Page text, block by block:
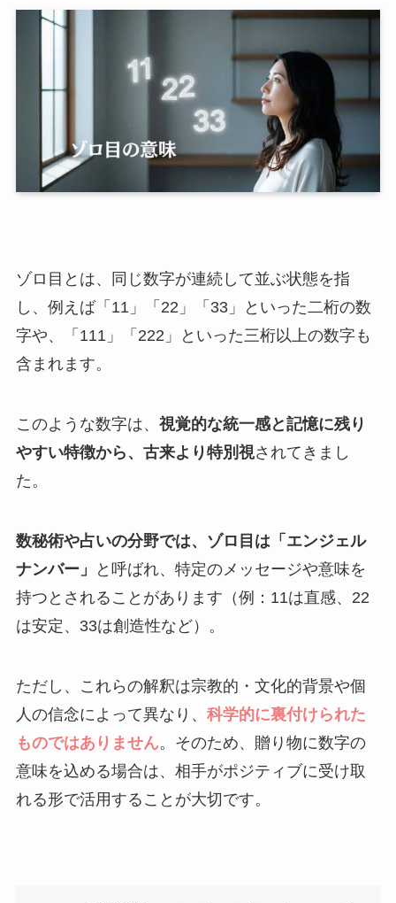
ゾロ目とは、同じ数字が連続して並ぶ状態を指
し、例えば「11」「22」「33」といった二桁の数
字や、「111」「222」といった三桁以上の数字も
含まれます。
このような数字は、 視覚的な統一感と記憶に残り
やすい特徴から、古来より特別視されてきまし
た。
数秘術や占いの分野では、ゾロ目は「エンジェル
ナンバー」
と呼ばれ、特定のメッセージや意味を
持つとされることがあります（例：11は直感、22
は安定、33は創造性など）。
ただし、これらの解釈は宗教的・文化的背景や個
人の信念によって異なり、 科学的に裏付けられた
ものではありません。そのため、贈り物に数字の
意味を込める場合は、相手がポジティブに受け取
れる形で活用することが大切です。